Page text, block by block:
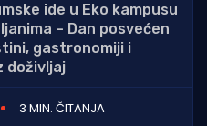
ide u Eko kampusu
– Dan posvećen
gastronomiji i
doživljaj
3 MIN. ČITANJA